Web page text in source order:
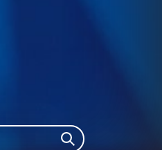
Search